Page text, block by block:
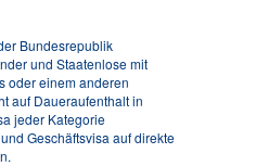
Bundesrepublik
und Staatenlose mit
oder einem anderen
auf Daueraufenthalt in
jeder Kategorie
Geschäftsvisa auf direkte